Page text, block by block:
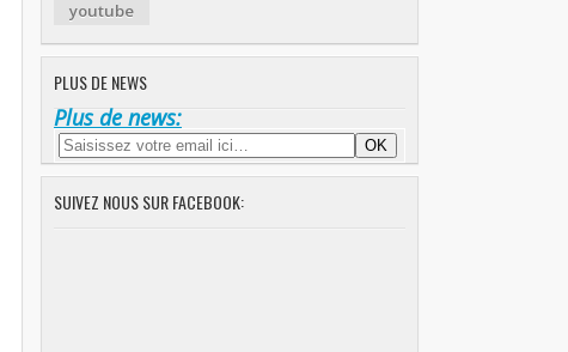
youtube
PLUS DE NEWS
Plus de news:
SUIVEZ NOUS SUR FACEBOOK: